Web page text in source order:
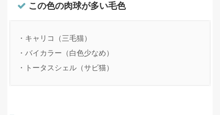
この色の肉球が多い毛色
・キャリコ（三毛猫）
・バイカラー（白色少なめ）
・トータスシェル（サビ猫）